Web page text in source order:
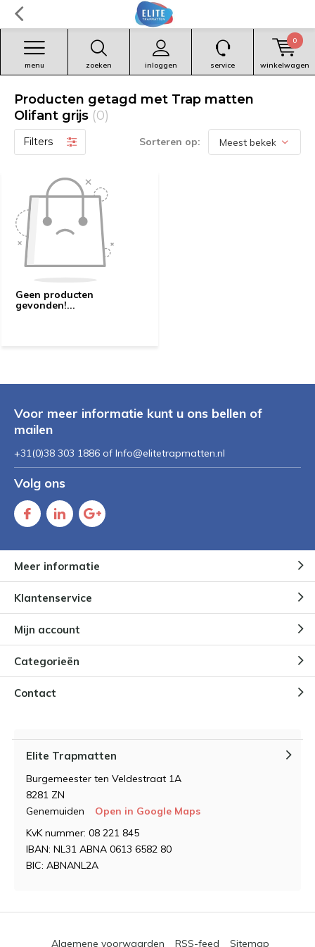
zoeken inloggen
menu service winkelwagen
0
Producten getagd met Trap matten
Olifant grijs (0)
Filters Sorteren op:
Geen producten
gevonden!...
Voor meer informatie kunt u ons bellen of
mailen
+31(0)38 303 1886 of Info@elitetrapmatten.nl
Volg ons
Meer informatie
Klantenservice
Mijn account
Categorieën
Contact
Elite Trapmatten
Burgemeester ten Veldestraat 1A
8281 ZN
Genemuiden
Open in Google Maps
KvK nummer: 08 221 845
IBAN: NL31 ABNA 0613 6582 80
BIC: ABNANL2A
Algemene voorwaarden RSS-feed Sitemap